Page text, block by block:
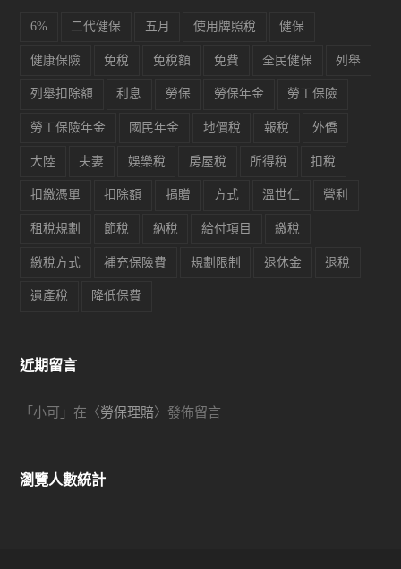
6% 二代健保 五月 使用牌照稅 健保
健康保險 免稅 免稅額 免費 全民健保 列舉
列舉扣除額 利息 勞保 勞保年金 勞工保險
勞工保險年金 國民年金 地價稅 報稅 外僑
大陸 夫妻 娛樂稅 房屋稅 所得稅 扣稅
扣繳憑單 扣除額 捐贈 方式 溫世仁 營利
租稅規劃 節稅 納稅 給付項目 繳稅
繳稅方式 補充保險費 規劃限制 退休金 退稅
遺產稅 降低保費
近期留言
「 小可 」在〈勞保理賠〉發佈留言
瀏覽人數統計